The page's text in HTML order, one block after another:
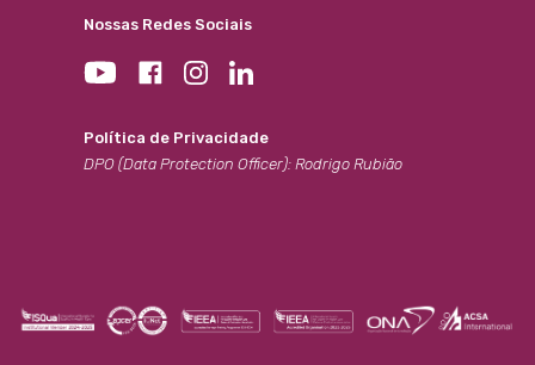
Nossas Redes Sociais
Política de Privacidade
DPO (Data Protection Officer): Rodrigo Rubião